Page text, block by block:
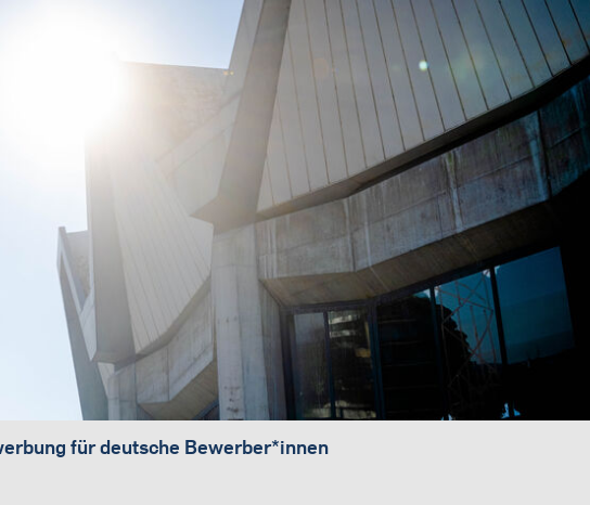
für deutsche Bewerber*innen